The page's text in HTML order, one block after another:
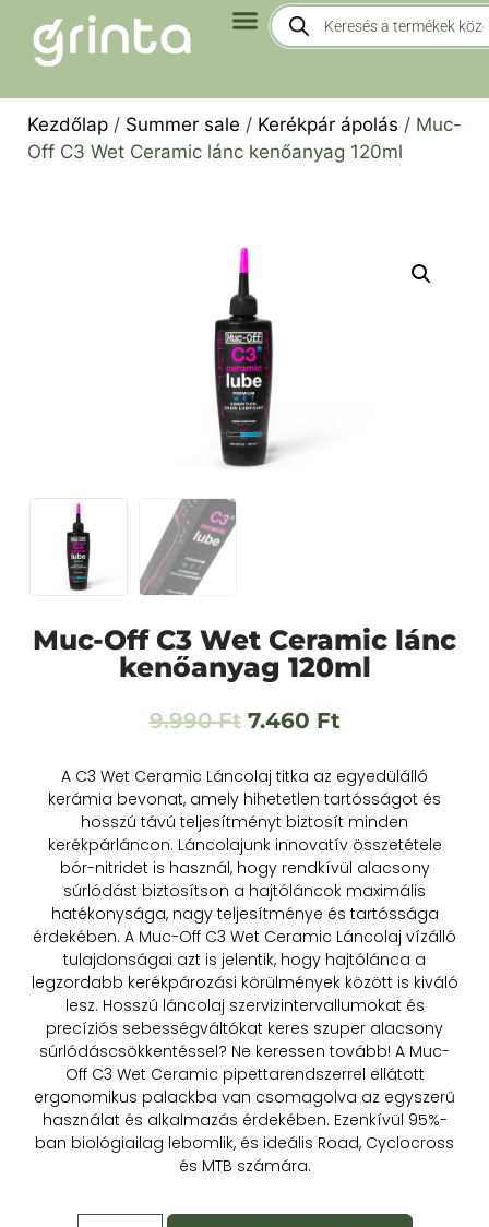
Kezdőlap / Summer sale / Kerékpár ápolás / Muc-
Off C3 Wet Ceramic lánc kenőanyag 120ml
Muc-Off C3 Wet Ceramic lánc
kenőanyag 120ml
9.990Ft 7.460 Ft
A C3 Wet Ceramic Láncolaj titka az egyedülálló
kerámia bevonat, amely hihetetlen tartósságot és
hosszú távú teljesítményt biztosít minden
kerékpárláncon. Láncolajunk innovatív összetétele
bór-nitridet is használ, hogy rendkívül alacsony
súrlódást biztosítson a hajtóláncok maximális
hatékonysága, nagy teljesítménye és tartóssága
érdekében. A Muc-Off C3 Wet Ceramic Láncolaj vízálló
tulajdonságai azt is jelentik, hogy hajtólánca a
legzordabb kerékpározási körülmények között is kiváló
lesz. Hosszú láncolaj szervizintervallumokat és
precíziós sebességváltókat keres szuper alacsony
súrlódáscsökkentéssel? Ne keressen tovább! A Muc-
Off C3 Wet Ceramic pipettarendszerrel ellátott
ergonomikus palackba van csomagolva az egyszerű
használat és alkalmazás érdekében. Ezenkívül 95%-
ban biológiailag lebomlik, és ideális Road, Cyclocross
és MTB számára.